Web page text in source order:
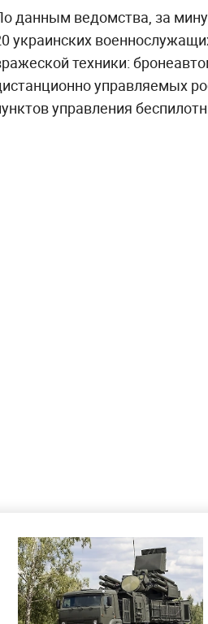
данным ведомства, за
украинских
техники:
управляемых
управления